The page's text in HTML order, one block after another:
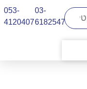
03-
6182547
053-
4120407​